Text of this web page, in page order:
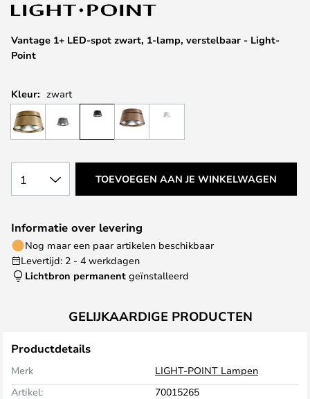
van
afbeeldingen-
gallerij
Vantage 1+ LED-spot zwart, 1-lamp, verstelbaar - Light-
Point
Kleur: zwart
1 TOEVOEGEN AAN JE WINKELWAGEN
Informatie over levering
Nog maar een paar artikelen beschikbaar
Levertijd: 2 - 4 werkdagen
Lichtbron permanent geïnstalleerd
GELIJKAARDIGE PRODUCTEN
Productdetails
Merk
LIGHT-POINT Lampen
Artikel:
70015265